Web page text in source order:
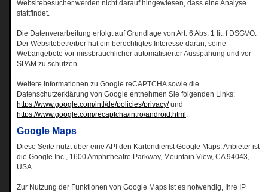
Websitebesucher werden nicht darauf hingewiesen, dass eine Analyse
stattfindet.
Die Datenverarbeitung erfolgt auf Grundlage von Art. 6 Abs. 1 lit. f DSGVO.
Der Websitebetreiber hat ein berechtigtes Interesse daran, seine
Webangebote vor missbräuchlicher automatisierter Ausspähung und vor
SPAM zu schützen.
Weitere Informationen zu Google reCAPTCHA sowie die
Datenschutzerklärung von Google entnehmen Sie folgenden Links:
https://www.google.com/intl/de/policies/privacy/und
https://www.google.com/recaptcha/intro/android.html.
Google Maps
Diese Seite nutzt über eine API den Kartendienst Google Maps. Anbieter ist
die Google Inc., 1600 Amphitheatre Parkway, Mountain View, CA 94043,
USA.
Zur Nutzung der Funktionen von Google Maps ist es notwendig, Ihre IP